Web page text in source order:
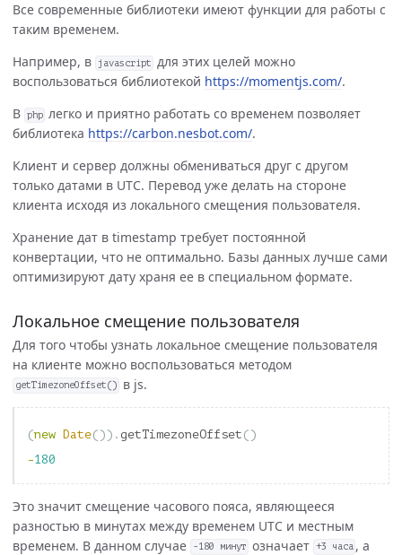
Все современные библиотеки имеют функции для работы с
таким временем.
Например, в
javascript
для этих целей можно
воспользоваться библиотекой https://momentjs.com/.
В
php легко и приятно работать со временем позволяет
библиотека https://carbon.nesbot.com/.
Клиент и сервер должны обмениваться друг с другом
только датами в UTC. Перевод уже делать на стороне
клиента исходя из локального смещения пользователя.
Хранение дат в timestamp требует постоянной
конвертации, что не оптимально. Базы данных лучше сами
оптимизируют дату храня ее в специальном формате.
Локальное смещение пользователя
Для того чтобы узнать локальное смещение пользователя
на клиенте можно воспользоваться методом
getTimezoneOffset() в js.
(new Date()). getTimezoneOffset ()
-180
Это значит смещение часового пояса, являющееся
разностью в минутах между временем UTC и местным
временем. В данном случае
-180 минут означает +3 часа , а